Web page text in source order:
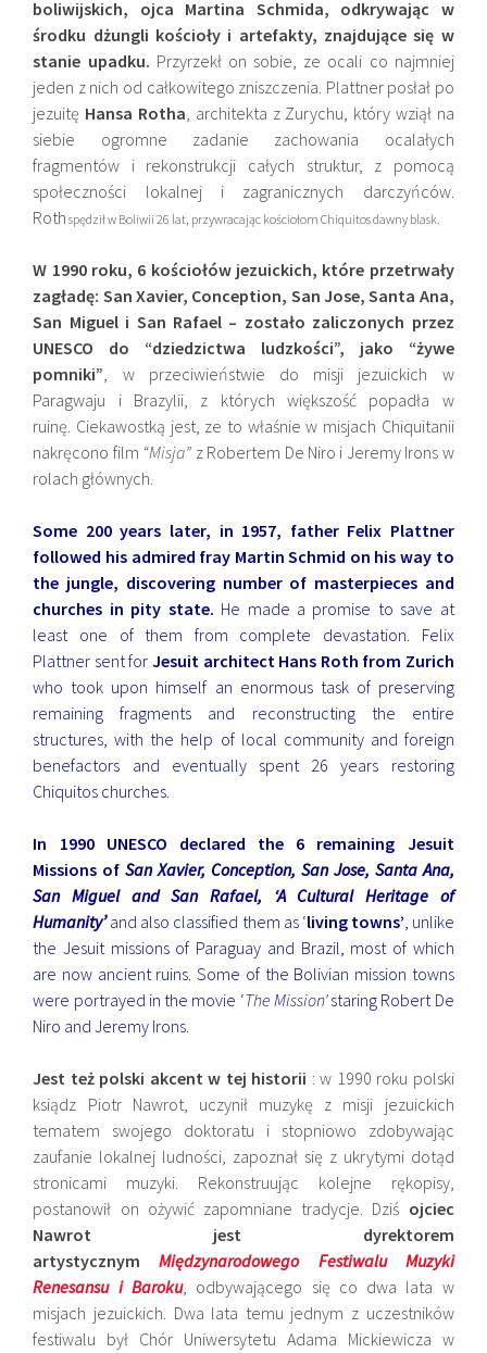
boliwijskich, ojca Martina Schmida, odkrywając w
środku dżungli kościoły i artefakty, znajdujące się w
stanie upadku. Przyrzekł on sobie, ze ocali co najmniej
jeden z nich od całkowitego zniszczenia. Plattner posłał po
jezuitę Hansa Rotha, architekta z Zurychu, który wziął na
siebie ogromne zadanie zachowania ocalałych
fragmentów i rekonstrukcji całych struktur, z pomocą
społeczności lokalnej i zagranicznych darczyńców.
Roth spędził w Boliwii 26 lat, przywracając kościołom Chiquitos dawny blask.
W 1990 roku, 6 kościołów jezuickich, które przetrwały
zagładę: San Xavier, Conception, San Jose, Santa Ana,
San Miguel i San Rafael – zostało zaliczonych przez
UNESCO do “dziedzictwa ludzkości”, jako “żywe
pomniki”, w przeciwieństwie do misji jezuickich w
Paragwaju i Brazylii, z których większość popadła w
ruinę. Ciekawostką jest, ze to właśnie w misjach Chiquitanii
nakręcono film “Misja” z Robertem De Niro i Jeremy Irons w
rolach głównych.
Some 200 years later, in 1957, father Felix Plattner
followed his admired fray Martin Schmid on his way to
the jungle, discovering number of masterpieces and
churches in pity state. He made a promise to save at
least one of them from complete devastation. Felix
Plattner sent for Jesuit architect Hans Roth from Zurich
who took upon himself an enormous task of preserving
remaining fragments and reconstructing the entire
structures, with the help of local community and foreign
benefactors and eventually spent 26 years restoring
Chiquitos churches.
In 1990 UNESCO declared the 6 remaining Jesuit
Missions ofSan Xavier, Conception, San Jose, Santa Ana,
San Miguel and San Rafael, ‘A Cultural Heritage of
Humanity’and also classified them as ‘living towns’, unlike
the Jesuit missions of Paraguay and Brazil, most of which
are now ancient ruins. Some of the Bolivian mission towns
were portrayed in the movie ‘The Mission’staring Robert De
Niro and Jeremy Irons.
Jest też polski akcent w tej historii : w 1990 roku polski
ksiądz Piotr Nawrot, uczynił muzykę z misji jezuickich
tematem swojego doktoratu i stopniowo zdobywając
zaufanie lokalnej ludności, zapoznał się z ukrytymi dotąd
stronicami muzyki. Rekonstruując kolejne rękopisy,
postanowił on ożywić zapomniane tradycje. Dziś ojciec
Nawrot jest dyrektorem
artystycznym
Międzynarodowego Festiwalu Muzyki
Renesansu i Baroku, odbywającego się co dwa lata w
misjach jezuickich. Dwa lata temu jednym z uczestników
festiwalu był Chór Uniwersytetu Adama Mickiewicza w